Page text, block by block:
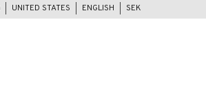
UNITED STATES ENGLISH SEK